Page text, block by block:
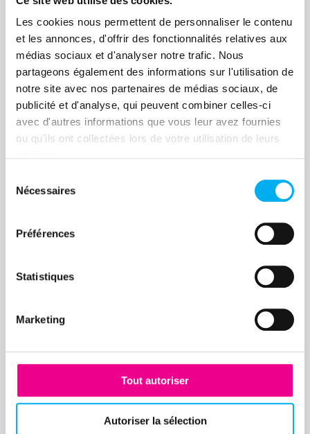
Les cookies nous permettent de personnaliser le contenu
et les annonces, d'offrir des fonctionnalités relatives aux
médias sociaux et d'analyser notre trafic. Nous
partageons également des informations sur l'utilisation de
notre site avec nos partenaires de médias sociaux, de
publicité et d'analyse, qui peuvent combiner celles-ci
avec d'autres informations que vous leur avez fournies
ou qu'ils ont collectées lors de votre utilisation de leurs
Nécessaires
Préférences
Statistiques
Marketing
Tout autoriser
Autoriser la sélection
Webinaire
18
nov.
Comment optimiser
votre dispositif
18 novembre 2025 à 11h15
En savoir plus
13
Journée actualités
AFDCC à Strasbourg
Strasbourg
13 novembre 2025 à 09h00
Risk